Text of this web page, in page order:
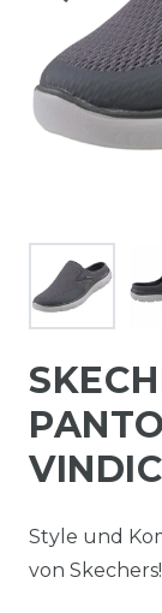
Style und
von Skechers!